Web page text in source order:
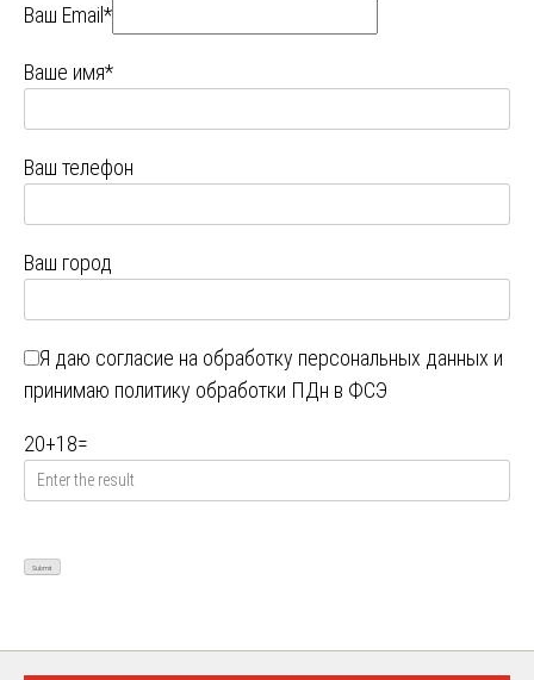
Ваш Email*
Ваше имя*
Ваш телефон
Ваш город
Я даю согласие на обработку персональных данных и
принимаю политику обработки ПДн в ФСЭ
20+18=